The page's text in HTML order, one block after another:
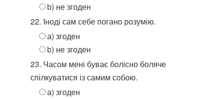
b) не згоден
22. Іноді сам себе погано розумію.
а) згоден
b) не згоден
23. Часом мені буває болісно боляче
спілкуватися із самим собою.
а) згоден